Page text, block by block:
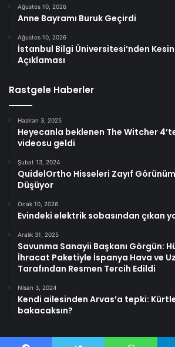
Ağustos 10, 2026
Anne Bayramı Buruk Geçirdi
Ağustos 10, 2026
İstanbul Bilgi Üniversitesi’nden
Açıklaması
Rastgele Haberler
Haziran 3, 2025
Heyecanla beklenen The Witcher
videosu geldi
Şubat 13, 2024
QuidelOrtho Hisseleri Zayıf
Düşüyor
Ocak 10, 2026
Evindeki elektrik sobasından çıkan
Aralık 31, 2025
Savunma Sanayii Başkanı Görgün:
İhracat Paketiyle İspanya Hava ve
Tarafından Resmen Tercih Edildi
Nisan 3, 2024
Kendi ailesinden Arvas’a tepki:
bakacaksın?